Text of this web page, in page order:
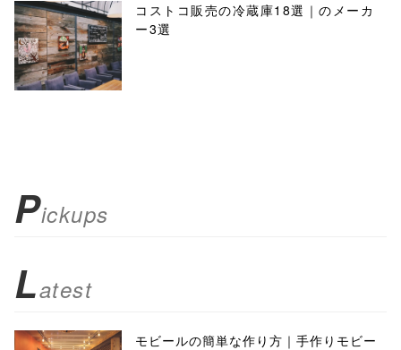
コストコ販売の冷蔵庫18選｜のメーカ
ー3選
Pickups
Latest
モビールの簡単な作り方｜手作りモビー